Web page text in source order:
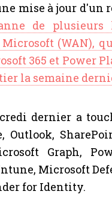
mise à jour d'un
de plusieurs
(WAN),
365 et Power
la semaine
dernier a
Outlook,
Graph,
Microsoft
for Identity.